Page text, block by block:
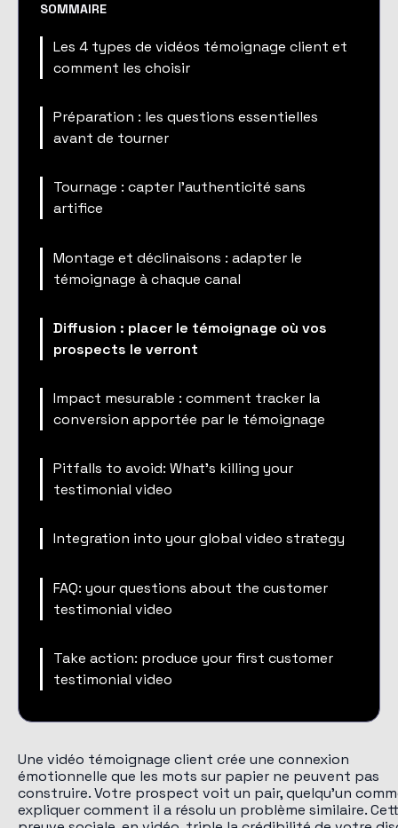
Une vidéo témoignage client crée une connexion
émotionnelle que les mots sur papier ne peuvent pas
construire. Votre prospect voit un pair, quelqu'un
expliquer comment il a résolu un problème similaire.
SOMMAIRE
Les 4 types de vidéos témoignage client et
comment les choisir
Préparation : les questions essentielles
avant de tourner
Tournage : capter l'authenticité sans
artifice
Montage et déclinaisons : adapter le
témoignage à chaque canal
Diffusion : placer le témoignage où vos
prospects le verront
Impact mesurable : comment tracker la
conversion apportée par le témoignage
Pitfalls to avoid: What's killing your
testimonial video
Integration into your global video strategy
FAQ: your questions about the customer
testimonial video
Take action: produce your first customer
testimonial video